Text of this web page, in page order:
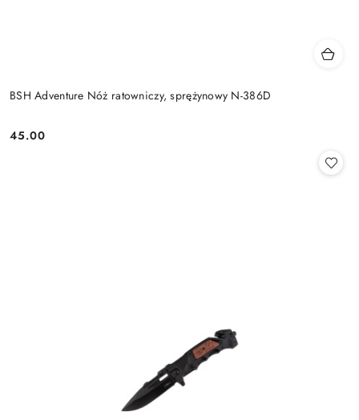
BSH Adventure Nóż ratowniczy, sprężynowy N-386D
Cena:
45.00